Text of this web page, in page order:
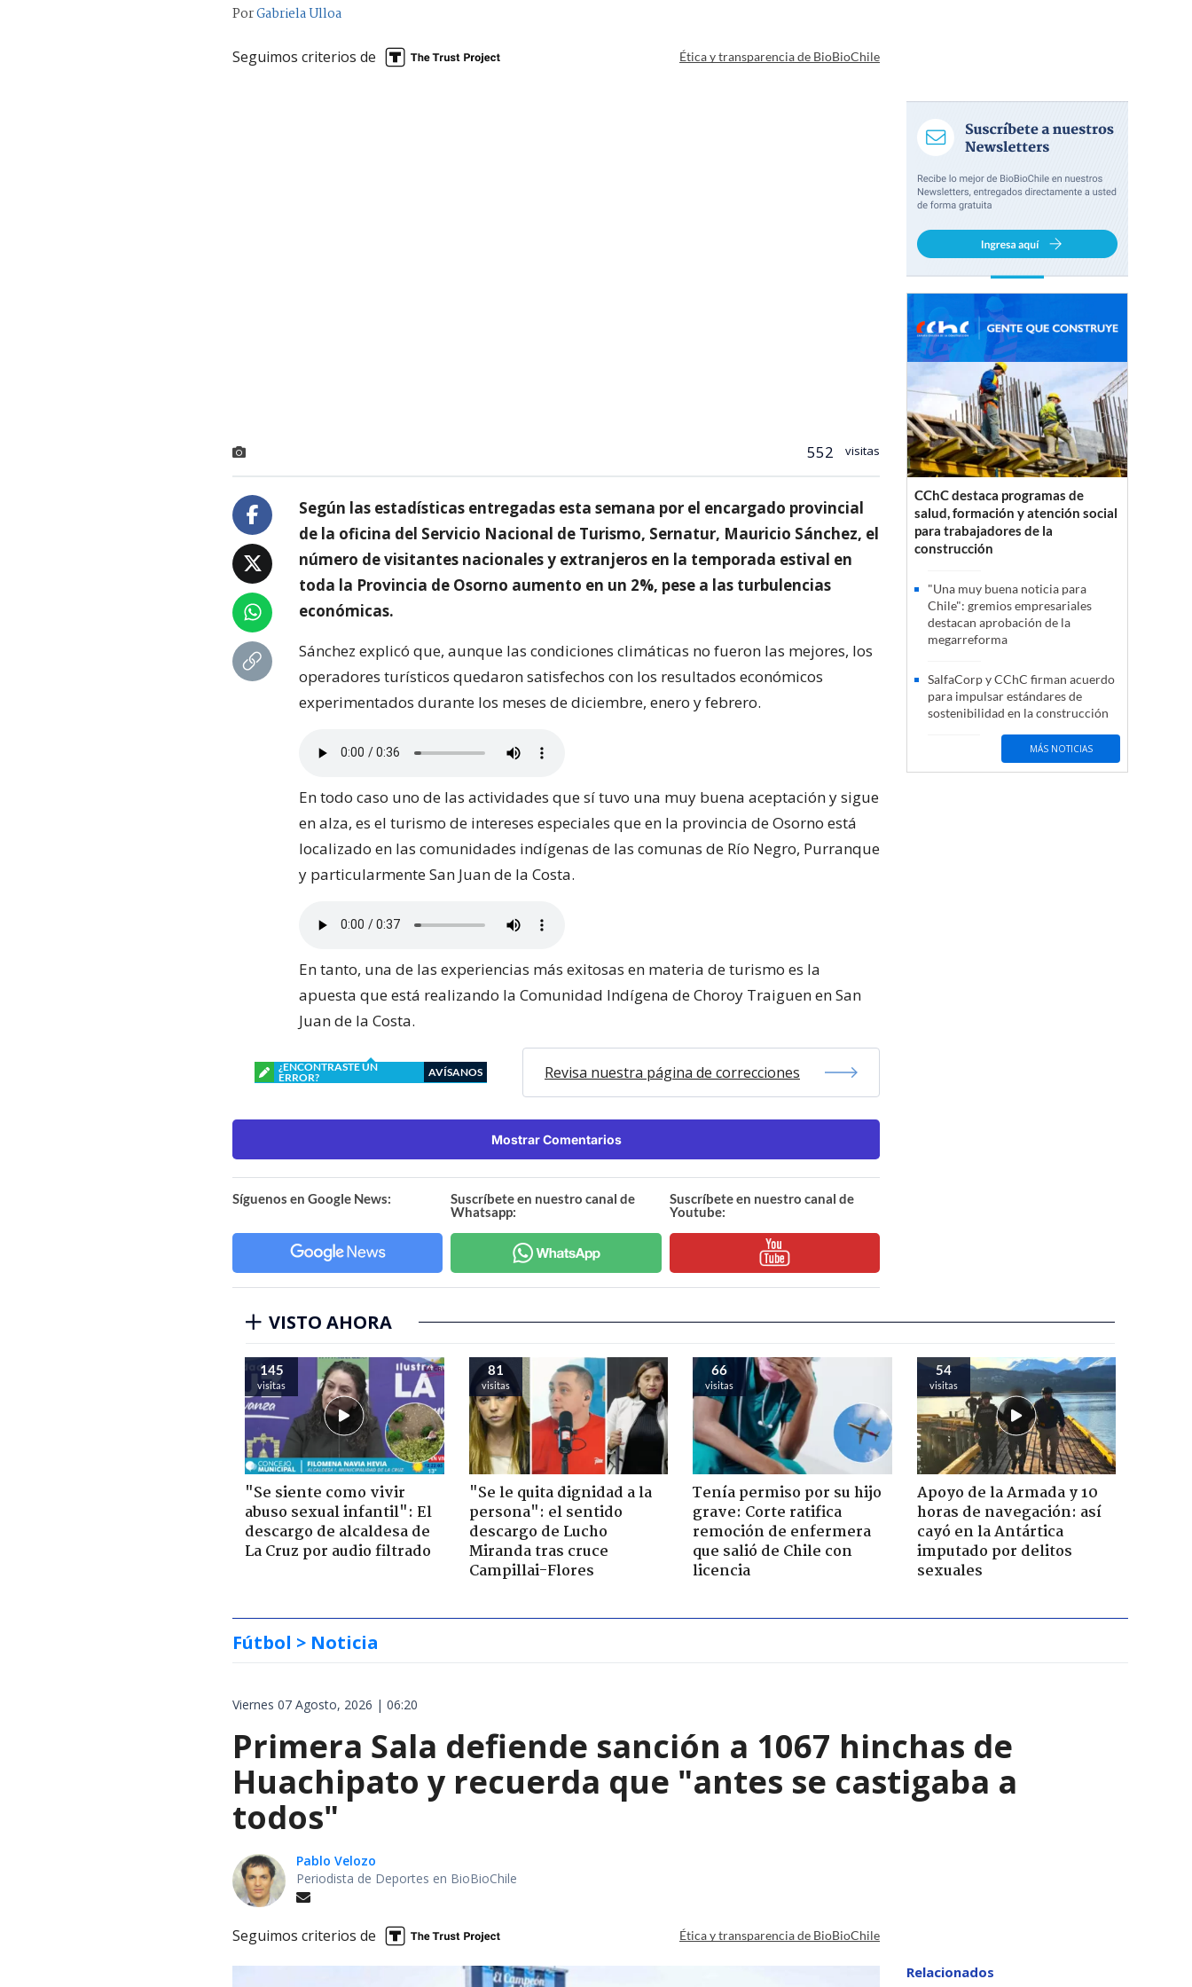
PorGabriela Ulloa
Seguimos criterios de Ética y transparencia de BioBioChile
552 visitas
Según las estadísticas entregadas esta semana por el encargado provincial
de la oficina del Servicio Nacional de Turismo, Sernatur, Mauricio Sánchez, el
número de visitantes nacionales y extranjeros en la temporada estival en
toda la Provincia de Osorno aumento en un 2%, pese a las turbulencias
económicas.
Sánchez explicó que, aunque las condiciones climáticas no fueron las mejores, los
operadores turísticos quedaron satisfechos con los resultados económicos
experimentados durante los meses de diciembre, enero y febrero.
En todo caso uno de las actividades que sí tuvo una muy buena aceptación y sigue
en alza, es el turismo de intereses especiales que en la provincia de Osorno está
localizado en las comunidades indígenas de las comunas de Río Negro, Purranque
y particularmente San Juan de la Costa.
En tanto, una de las experiencias más exitosas en materia de turismo es la
apuesta que está realizando la Comunidad Indígena de Choroy Traiguen en San
Juan de la Costa.
¿ENCONTRASTE UN
ERROR?
AVÍSANOS Revisa nuestra página de correcciones
Mostrar Comentarios
Síguenos en Google News:
Suscríbete en nuestro canal de
Whatsapp:
Suscríbete en nuestro canal de
Youtube:
CChC destaca programas de
salud, formación y atención social
para trabajadores de la
construcción
"Una muy buena noticia para
Chile": gremios empresariales
destacan aprobación de la
megarreforma
SalfaCorp y CChC firman acuerdo
para impulsar estándares de
sostenibilidad en la construcción
MÁS NOTICIAS
VISTO AHORA
145
visitas
"Se siente como vivir
abuso sexual infantil": El
descargo de alcaldesa de
La Cruz por audio filtrado
81
visitas
"Se le quita dignidad a la
persona": el sentido
descargo de Lucho
Miranda tras cruce
Campillai-Flores
66
visitas
Tenía permiso por su hijo
grave: Corte ratifica
remoción de enfermera
que salió de Chile con
licencia
54
visitas
Apoyo de la Armada y 10
horas de navegación: así
cayó en la Antártica
imputado por delitos
sexuales
Fútbol > Noticia
Viernes 07 Agosto, 2026 | 06:20
Primera Sala defiende sanción a 1067 hinchas de
Huachipato y recuerda que "antes se castigaba a
todos"
Pablo Velozo
Periodista de Deportes en BioBioChile
Seguimos criterios de Ética y transparencia de BioBioChile
Relacionados